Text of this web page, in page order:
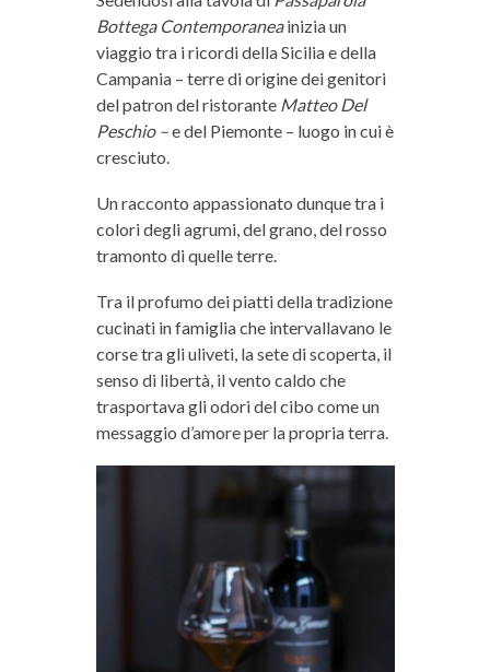
Bottega Contemporaneainizia un
viaggio tra i ricordi della Sicilia e della
Campania – terre di origine dei genitori
del patron del ristorante Matteo Del
Peschio –e del Piemonte – luogo in cui è
cresciuto.
Un racconto appassionato dunque tra i
colori degli agrumi, del grano, del rosso
tramonto di quelle terre.
Tra il profumo dei piatti della tradizione
cucinati in famiglia che intervallavano le
corse tra gli uliveti, la sete di scoperta, il
senso di libertà, il vento caldo che
trasportava gli odori del cibo come un
messaggio d’amore per la propria terra.